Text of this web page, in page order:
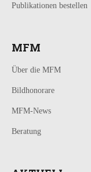
Publikationen bestellen
MFM
Über die MFM
Bildhonorare
MFM-News
Beratung